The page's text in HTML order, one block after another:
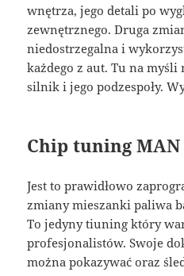
wnętrza, jego detali po
zewnętrznego. Druga
niedostrzegalna i
każdego z aut. Tu na
silnik i jego podzespoły.
Chip tuning MAN
Jest to prawidłowo
zmiany mieszanki paliwa
To jedyny tiuning który
profesjonalistów. Swoje
można pokazywać oraz